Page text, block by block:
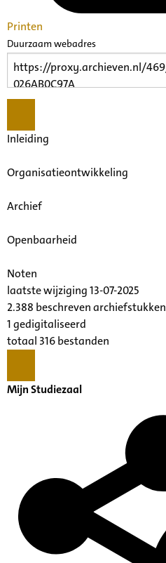
Printen
Duurzaam webadres
Inleiding
Organisatieontwikkeling
Archief
Openbaarheid
Noten
laatste wijziging 13-07-2025
2.388 beschreven archiefstukken
1 gedigitaliseerd
totaal 316 bestanden
Mijn Studiezaal